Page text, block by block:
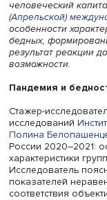
Неравенство по
в России с
жилья. А оценка
человеческий
особенности
бедных,
результат
возможности.
Пандемия и